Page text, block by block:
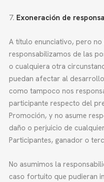
Exoneración de
A título enunciativo, pero
responsabilizamos de las
o cualquiera otra
puedan afectar al
como tampoco nos
participante respecto del
Promoción, y no asume
daño o perjuicio de
Participantes, ganador o
No asumimos la
caso fortuito que pudieran